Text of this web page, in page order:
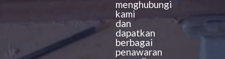
menghubungi
kami
dan
dapatkan
berbagai
penawaran